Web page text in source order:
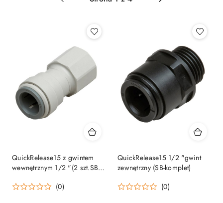
QuickRelease15 z gwintem
wewnętrznym 1/2 "(2 szt.SB
(0)
QuickRelease15 1/2 "gwint
zewnętrzny (SB-komplet)
(0)